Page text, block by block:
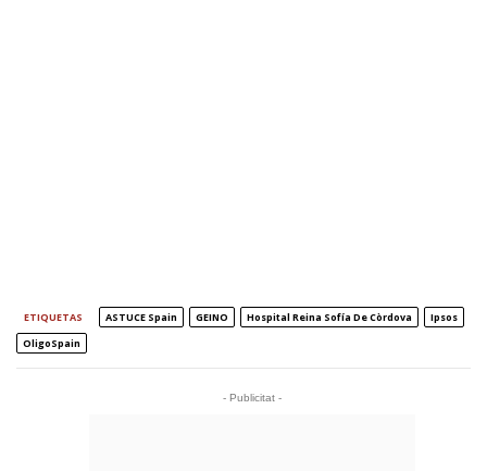
ETIQUETAS ASTUCE Spain GEINO Hospital Reina Sofía De Còrdova
Ipsos
OligoSpain
- Publicitat -